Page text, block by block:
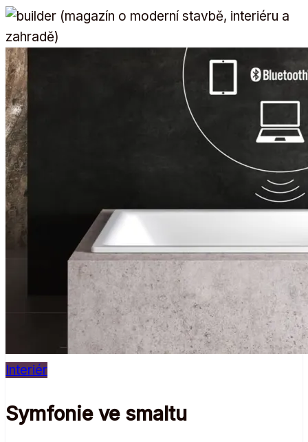
Interiér
Symfonie ve smaltu